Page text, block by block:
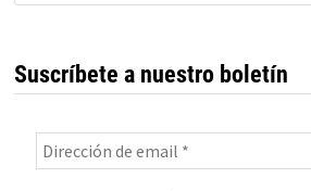
Suscríbete a nuestro boletín